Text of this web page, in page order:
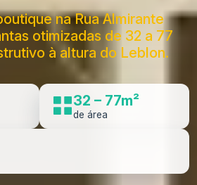
na Rua Almirante
otimizadas de 32 a 77
à altura do Leblon.
32 – 77m²
de área